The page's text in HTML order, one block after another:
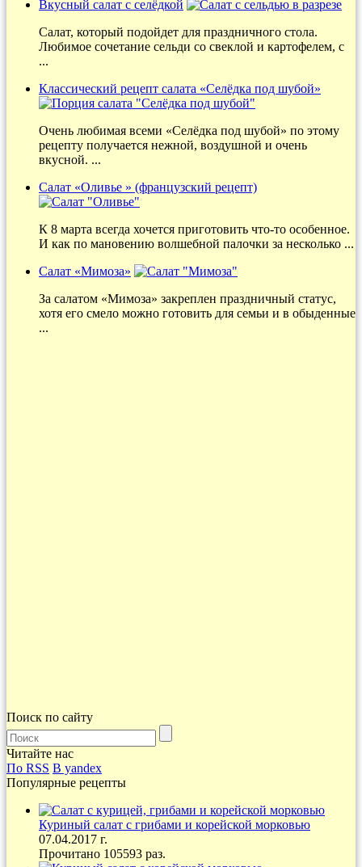
Вкусный салат с селёдкой
Салат, который подойдет для праздничного стола.
Любимое сочетание сельди со свеклой и картофелем, с
...
Классический рецепт салата «Селёдка под шубой»
Очень любимая всеми «Селёдка под шубой» по этому
рецепту получается нежной, воздушной и очень
вкусной. ...
Салат «Оливье » (французский рецепт)
К 8 марта всегда хочется приготовить что-то особенное.
И как по мановению волшебной палочки за несколько ...
Салат «Мимоза»
За салатом «Мимоза» закреплен праздничный статус,
хотя его смело можно готовить для семьи и в обыденные
...
Поиск по сайту
Читайте нас
По RSS В yandex
Популярные рецепты
Куриный салат с грибами и корейской морковью
07.04.2017 г.
Прочитано 105593 раз.